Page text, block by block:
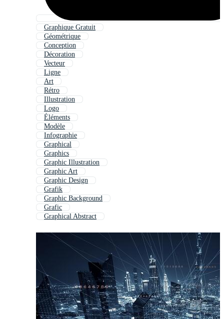
Graphique Gratuit
Géométrique
Conception
Décoration
Vecteur
Ligne
Art
Rétro
Illustration
Logo
Éléments
Modèle
Infographie
Graphical
Graphics
Graphic Illustration
Graphic Art
Graphic Design
Grafik
Graphic Background
Grafic
Graphical Abstract